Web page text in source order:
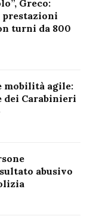
Greco:
prestazioni
turni da 800
mobilità agile:
dei Carabinieri
abusivo